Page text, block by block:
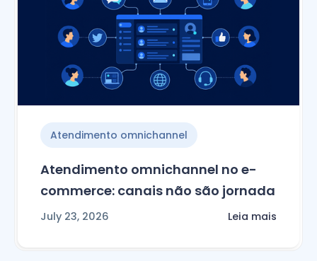
Atendimento omnichannel
Atendimento omnichannel no e-
commerce: canais não são jornada
July 23, 2026 Leia mais